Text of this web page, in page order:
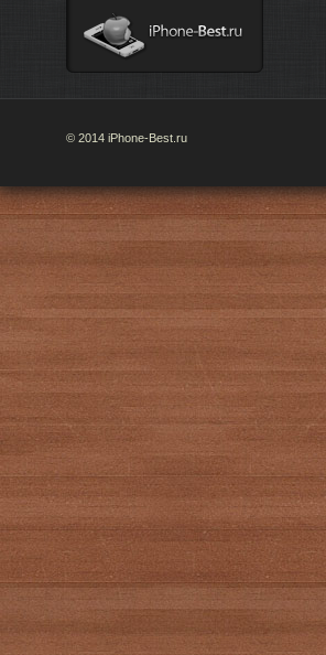
© 2014 iPhone-Best.ru